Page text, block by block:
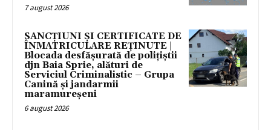
7 august 2026
SANCȚIUNI ȘI CERTIFICATE DE
ÎNMATRICULARE REȚINUTE |
Blocada desfășurată de polițiștii
djn Baia Sprie, alături de
Serviciul Criminalistic – Grupa
Canină și jandarmii
maramureșeni
6 august 2026